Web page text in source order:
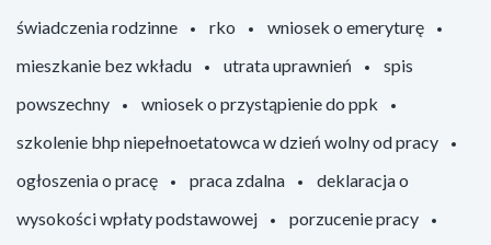
świadczenia rodzinne
rko
wniosek o emeryturę
mieszkanie bez wkładu
utrata uprawnień
spis
powszechny
wniosek o przystąpienie do ppk
szkolenie bhp niepełnoetatowca w dzień wolny od pracy
ogłoszenia o pracę
praca zdalna
deklaracja o
wysokości wpłaty podstawowej
porzucenie pracy